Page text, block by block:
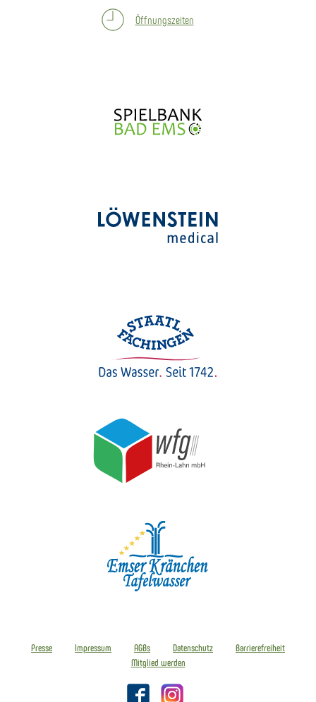
Öffnungszeiten
Presse Impressum AGBs Datenschutz
Barrierefreiheit
Mitglied werden
FacebookInstagram